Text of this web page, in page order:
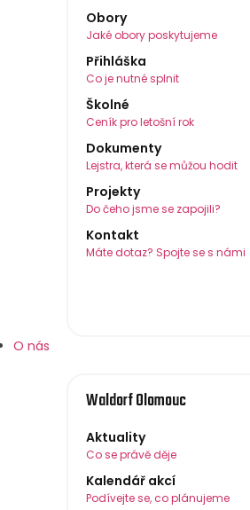
Obory
Jaké obory poskytujeme
Přihláška
Co je nutné splnit
Školné
Ceník pro letošní rok
Dokumenty
Lejstra, která se můžou hodit
Projekty
Do čeho jsme se zapojili?
Kontakt
Máte dotaz? Spojte se s námi
O nás
Waldorf Olomouc
Aktuality
Co se právě děje
Kalendář akcí
Podívejte se, co plánujeme